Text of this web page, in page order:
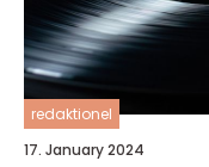
redaktionel
17. January 2024